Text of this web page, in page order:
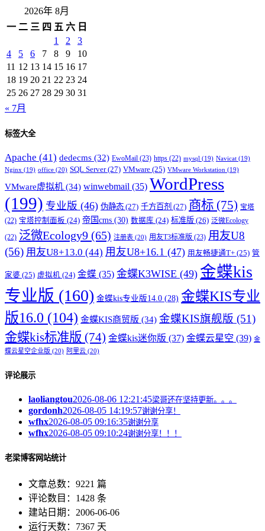
2026年 8月
一 二 三 四 五 六 日
1
2
3
4
5 6 7 8 9
10
11 12 13 14 15 16 17
18 19 20 21 22 23 24
25 26 27 28 29 30 31
« 7月
标签大全
Apache (41) dedecms (32) EwoMail (23) https (22) mysql (19) Navicat (19)
Nginx (19) office (20) SQL Server(27) VMware (25) VMware Workstation (19)
VMware虚拟机 (34) winwebmail (35) WordPress
(199) 专业版 (46) 伪静态 (27) 千方百剂 (27) 商标 (75) 宝塔
(22) 宝塔控制面板 (24) 帝国cms (30) 数据库 (24) 标准版 (26) 泛微Ecology
(22) 泛微Ecology9 (65) 注册表 (20) 用友T3标准版 (23) 用友U8
(56) 用友U8+13.0 (44) 用友U8+16.1 (47) 用友畅捷通T+ (25) 管
家婆 (25) 虚拟机 (24) 金蝶 (35) 金蝶K3WISE (49) 金蝶kis
专业版 (160) 金蝶kis专业版14.0 (28) 金蝶KIS专业
版16.0 (104) 金蝶KIS商贸版 (34) 金蝶KIS旗舰版 (51)
金蝶kis标准版 (74) 金蝶kis迷你版 (37) 金蝶云星空 (39) 金
蝶云星空企业版 (20) 阿里云 (20)
评论展示
laoliangtou2026-08-06 12:21:45梁哥还在坚持更新。。。
gordonh2026-08-05 14:19:57谢谢分享！
wfhx2026-08-05 09:16:35谢谢分享
wfhx2026-08-05 09:10:24谢谢分享！！！
老梁博客网站统计
文章总数：9221 篇
评论数目：1428 条
建站日期：2006-06-06
运行天数：7367 天